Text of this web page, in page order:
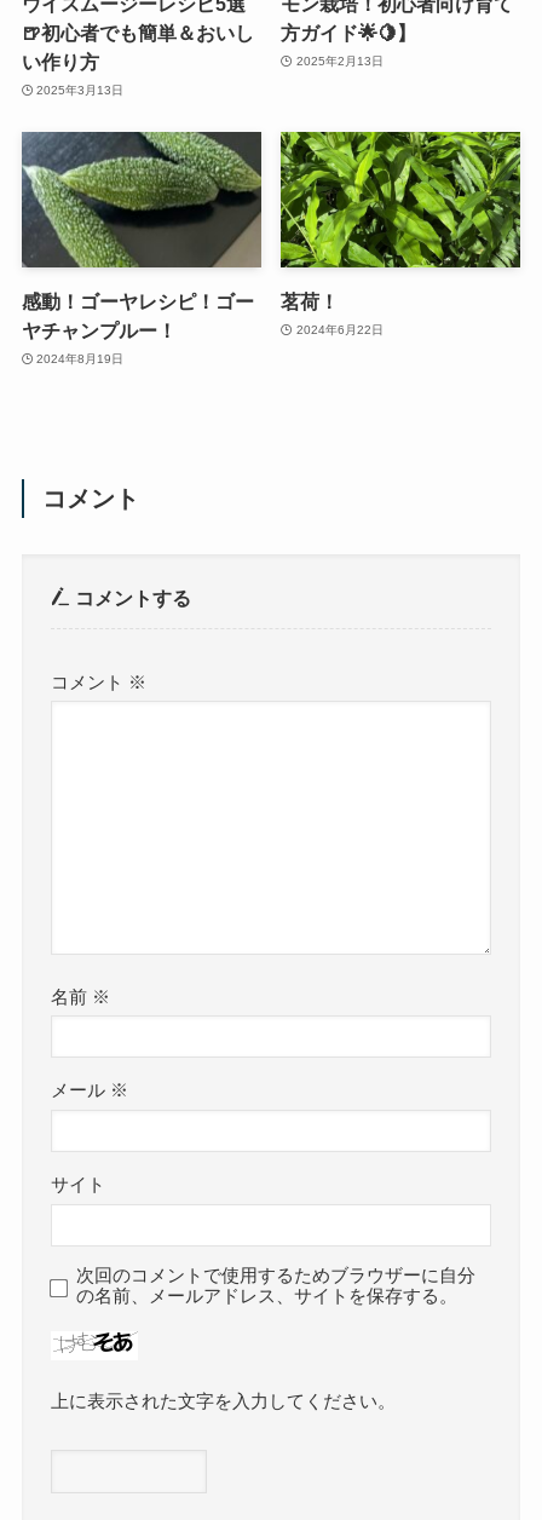
🍺初心者でも簡単＆おいし
い作り方
2025年3月13日
方ガイド🌟🍋】
2025年2月13日
感動！ゴーヤレシピ！ゴー
ヤチャンプルー！
2024年8月19日
茗荷！
2024年6月22日
コメント
コメントする
コメント ※
名前 ※
メール ※
サイト
次回のコメントで使用するためブラウザーに自分
の名前、メールアドレス、サイトを保存する。
上に表示された文字を入力してください。